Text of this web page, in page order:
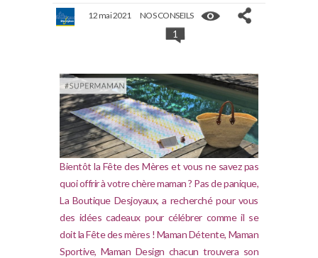
12 mai 2021 NOS CONSEILS
1
Bientôt la Fête des Mères et vous ne savez pas
quoi offrir à votre chère maman ? Pas de panique,
La Boutique Desjoyaux, a recherché pour vous
des idées cadeaux pour célébrer comme il se
doit la Fête des mères ! Maman Détente, Maman
Sportive, Maman Design chacun trouvera son